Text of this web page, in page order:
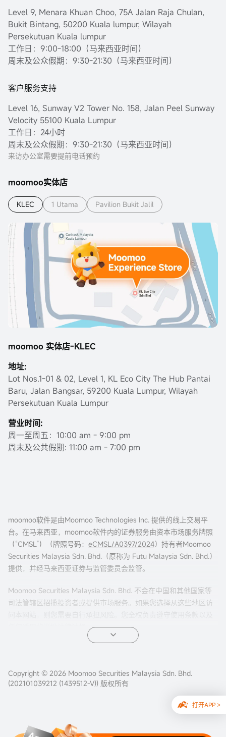
打开APP >
Level 9, Menara Khuan Choo, 75A Jalan Raja Chulan,
Bukit Bintang, 50200 Kuala lumpur, Wilayah
Persekutuan Kuala lumpur
工作日：9:00-18:00（马来西亚时间）
周末及公众假期：9:30-21:30（马来西亚时间）
客户服务支持
Level 16, Sunway V2 Tower No. 158, Jalan Peel Sunway
Velocity 55100 Kuala Lumpur
工作日：24小时
周末及公众假期：9:30-21:30（马来西亚时间）
来访办公室需要提前电话预约
moomoo实体店
KLEC 1 Utama Pavilion Bukit Jalil
moomoo 实体店-KLEC
地址:
Lot Nos.1-01 & 02, Level 1, KL Eco City The Hub Pantai
Baru, Jalan Bangsar, 59200 Kuala Lumpur, Wilayah
Persekutuan Kuala Lumpur
营业时间:
周一至周五：10:00 am - 9:00 pm
周末及公共假期: 11:00 am - 7:00 pm
moomoo软件是由Moomoo Technologies Inc. 提供的线上交易平
台。在马来西亚，moomoo软件内的证券服务由资本市场服务牌照
（“CMSL”）（牌照号码： eCMSL/A0397/2024）持有者Moomoo
Securities Malaysia Sdn. Bhd.（原称为 Futu Malaysia Sdn. Bhd.）
提供，并经马来西亚证券与监管委员会监管。
Moomoo Securities Malaysia Sdn. Bhd. 不会在中国和其他国家等
司法管辖区招揽投资者或提供市场服务。如果您选择从这些地区访
任何适用的当地法律法规。
Copyright © 2026 Moomoo Securities Malaysia Sdn. Bhd.
(202101039212 (1439512-V)) 版权所有